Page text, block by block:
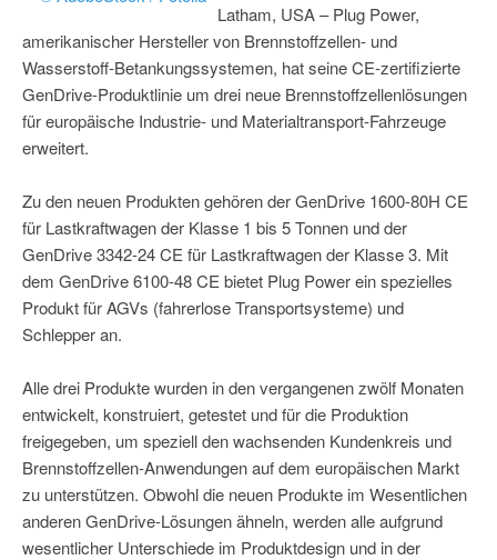
Latham, USA – Plug Power,
amerikanischer Hersteller von Brennstoffzellen- und
Wasserstoff-Betankungssystemen, hat seine CE-zertifizierte
GenDrive-Produktlinie um drei neue Brennstoffzellenlösungen
für europäische Industrie- und Materialtransport-Fahrzeuge
erweitert.
Zu den neuen Produkten gehören der GenDrive 1600-80H CE
für Lastkraftwagen der Klasse 1 bis 5 Tonnen und der
GenDrive 3342-24 CE für Lastkraftwagen der Klasse 3. Mit
dem GenDrive 6100-48 CE bietet Plug Power ein spezielles
Produkt für AGVs (fahrerlose Transportsysteme) und
Schlepper an.
Alle drei Produkte wurden in den vergangenen zwölf Monaten
entwickelt, konstruiert, getestet und für die Produktion
freigegeben, um speziell den wachsenden Kundenkreis und
Brennstoffzellen-Anwendungen auf dem europäischen Markt
zu unterstützen. Obwohl die neuen Produkte im Wesentlichen
anderen GenDrive-Lösungen ähneln, werden alle aufgrund
wesentlicher Unterschiede im Produktdesign und in der